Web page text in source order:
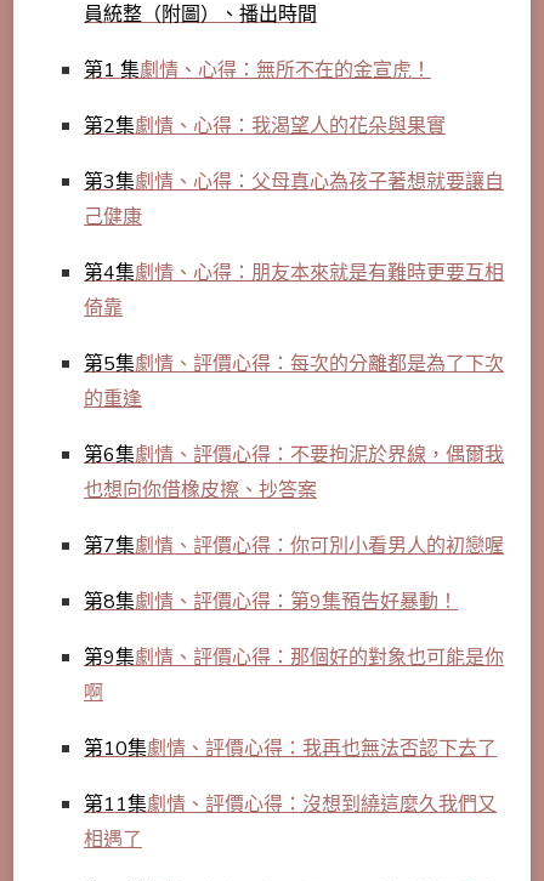
員統整（附圖）、播出時間
第1 集劇情、心得：無所不在的金宣虎！
第2集劇情、心得：我渴望人的花朵與果實
第3集劇情、心得：父母真心為孩子著想就要讓自
己健康
第4集劇情、心得：朋友本來就是有難時更要互相
倚靠
第5集劇情、評價心得：每次的分離都是為了下次
的重逢
第6集劇情、評價心得：不要拘泥於界線，偶爾我
也想向你借橡皮擦、抄答案
第7集劇情、評價心得：你可別小看男人的初戀喔
第8集劇情、評價心得：第9集預告好暴動！
第9集劇情、評價心得：那個好的對象也可能是你
啊
第10集劇情、評價心得：我再也無法否認下去了
第11集劇情、評價心得：沒想到繞這麼久我們又
相遇了